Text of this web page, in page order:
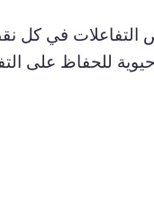
في كل
للحفاظ على